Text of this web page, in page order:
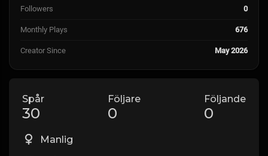
Followers 0
Monthly Plays 676
Creator Since May 2026
Spår
30
Följare
0
Följande
0
Manlig